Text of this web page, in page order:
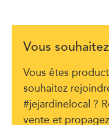
Vous souhaitez
Vous êtes
souhaitez
#jejardinelocal ?
vente et